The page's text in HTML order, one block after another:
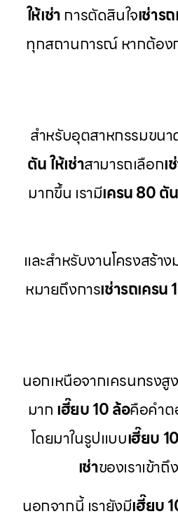
ให้เช่าการตัดสินใจเช่าร
ทุกสถานการณ์ หากต้อง
สำหรับอุตสาหกรรมขนา
ตัน ให้เช่าสามารถเลือกเ
มากขึ้น เรามีเครน 80 ตัน
และสำหรับงานโครงสร้า
หมายถึงการเช่ารถเครน
นอกเหนือจากเครนทรงสูง
มาก เฮี๊ยบ 10 ล้อคือคำต
โดยมาในรูปแบบเฮี๊ยบ
เช่าของเราเข้า
นอกจากนี้ เรายังมีเฮี๊ยบ